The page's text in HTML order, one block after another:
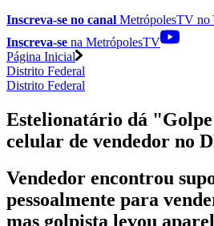
Inscreva-se no canal MetrópolesTV no
Inscreva-se na MetrópolesTV
Página Inicial
Distrito Federal
Distrito Federal
Estelionatário dá
celular de vendedor no
Vendedor encontrou
pessoalmente para
mas golpista levou